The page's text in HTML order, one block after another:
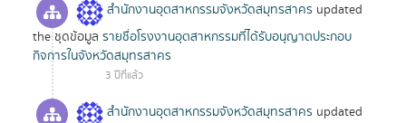
สำนักงานอุตสาหกรรมจังหวัดสมุทรสาคร updated
the ชุดข้อมูล รายชื่อโรงงานอุตสาหกรรมที่ได้รับอนุญาตประกอบ
กิจการในจังหวัดสมุทรสาคร
3 ปีที่แล้ว
สำนักงานอุตสาหกรรมจังหวัดสมุทรสาคร updated